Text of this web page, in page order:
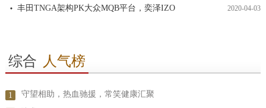
丰田TNGA架构PK大众MQB平台，奕泽IZO 2020-04-03
综合 人气榜
1 守望相助，热血驰援，常笑健康汇聚